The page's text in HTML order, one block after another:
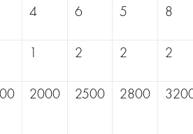
4 6 5 8
1 2 2 2
2000 2500 2800